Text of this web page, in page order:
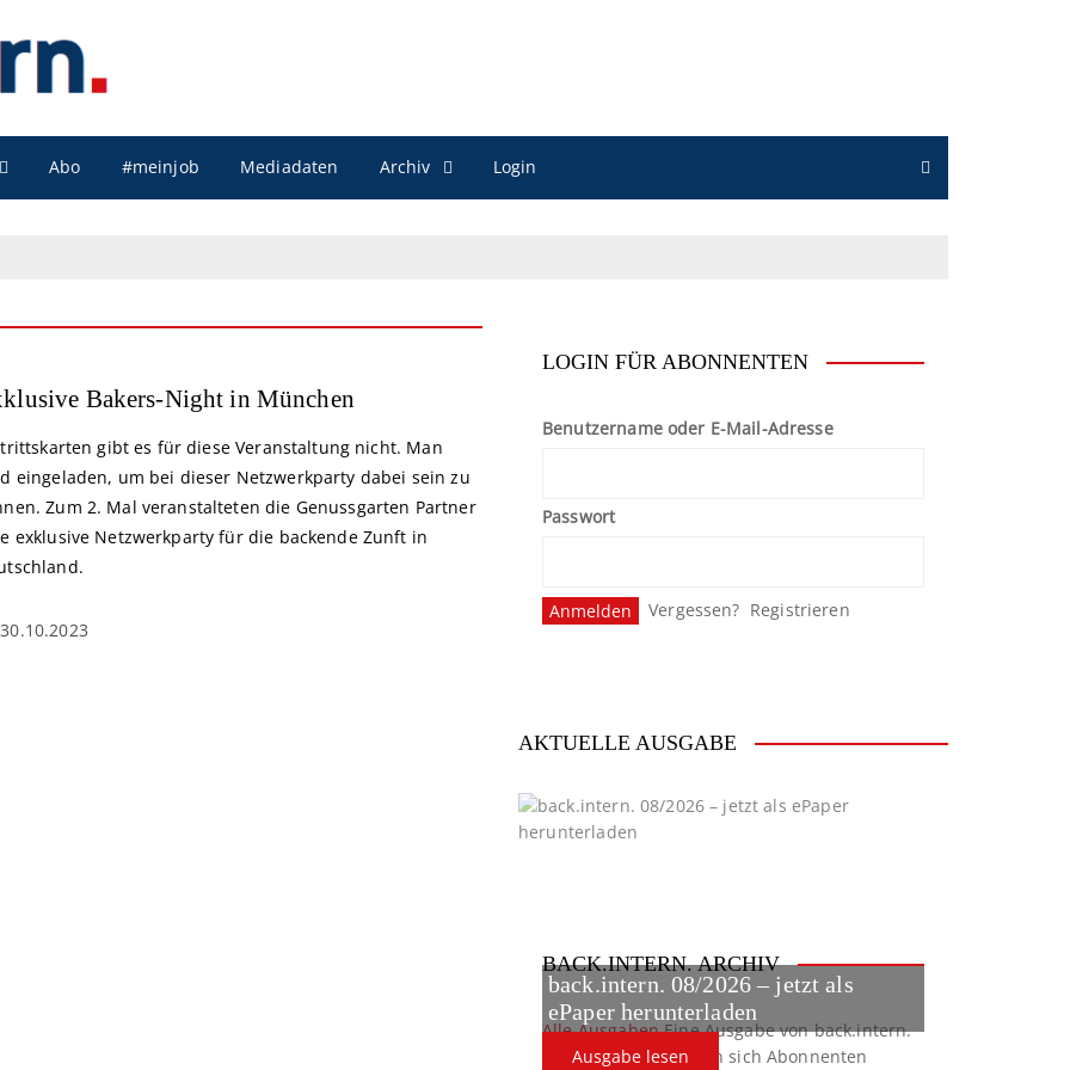
Abo #meinjob Mediadaten Archiv Login
Bakers-Night in München
gibt es für diese Veranstaltung nicht. Man
eingeladen, um bei dieser Netzwerkparty dabei sein zu
Zum 2. Mal veranstalteten die Genussgarten Partner
exklusive Netzwerkparty für die backende Zunft in
30.10.2023
LOGIN FÜR ABONNENTEN
Benutzername oder E-Mail-Adresse
Passwort
Vergessen? Registrieren
AKTUELLE AUSGABE
back.intern. 08/2026 – jetzt als
ePaper herunterladen
Ausgabe lesen
BACK.INTERN. ARCHIV
Alle AusgabenEine Ausgabe von back.intern.
verpasst? Hier können sich Abonnenten